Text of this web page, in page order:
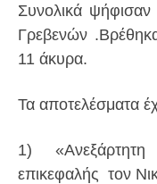
Συνολικά
Γρεβενών
11 άκυρα.
Τα αποτελέσματα
1) «Ανεξάρτητη
επικεφαλής τον